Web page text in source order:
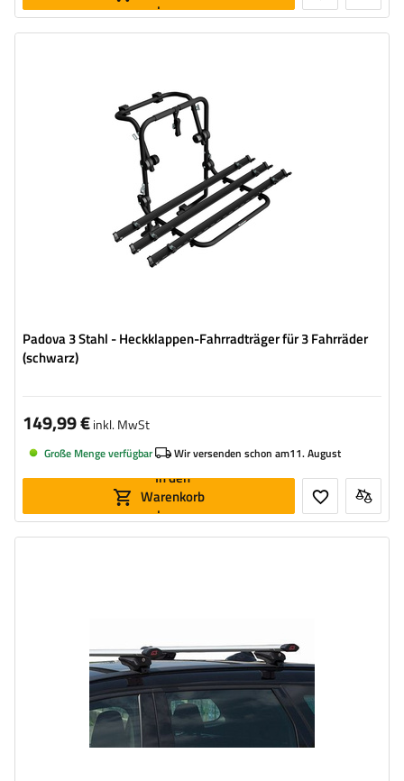
legen
Padova 3 Stahl - Heckklappen-Fahrradträger für 3 Fahrräder
(schwarz)
universelles Montagesystem
kompatibel mit allen Karosseriearten
149,99 €inkl. MwSt
Große Menge verfügbar Wir versenden schon am11. August
In den
Warenkorb
legen